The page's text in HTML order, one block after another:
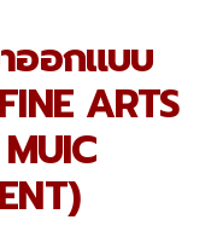
ออกแบบ
ARTS